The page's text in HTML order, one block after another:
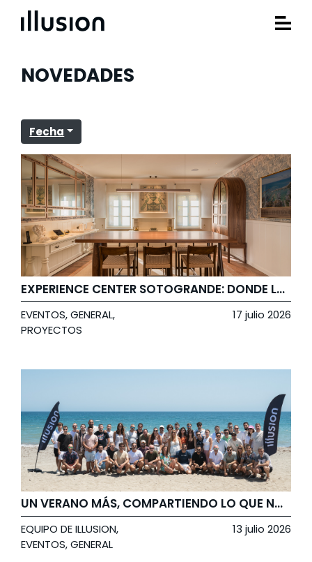
NOVEDADES
Fecha
EXPERIENCE CENTER SOTOGRANDE: DONDE LA TECNOLOGÍA DEJA PASO A LA EXPERIENCIA
EVENTOS,GENERAL,
PROYECTOS
17 julio 2026
UN VERANO MÁS, COMPARTIENDO LO QUE NOS UNE
EQUIPO DE ILLUSION,
EVENTOS,GENERAL
13 julio 2026